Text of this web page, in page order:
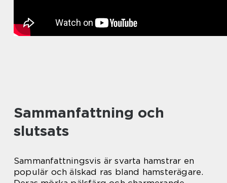
Sammanfattning och
slutsats
Sammanfattningsvis är svarta hamstrar en
populär och älskad ras bland hamsterägare.